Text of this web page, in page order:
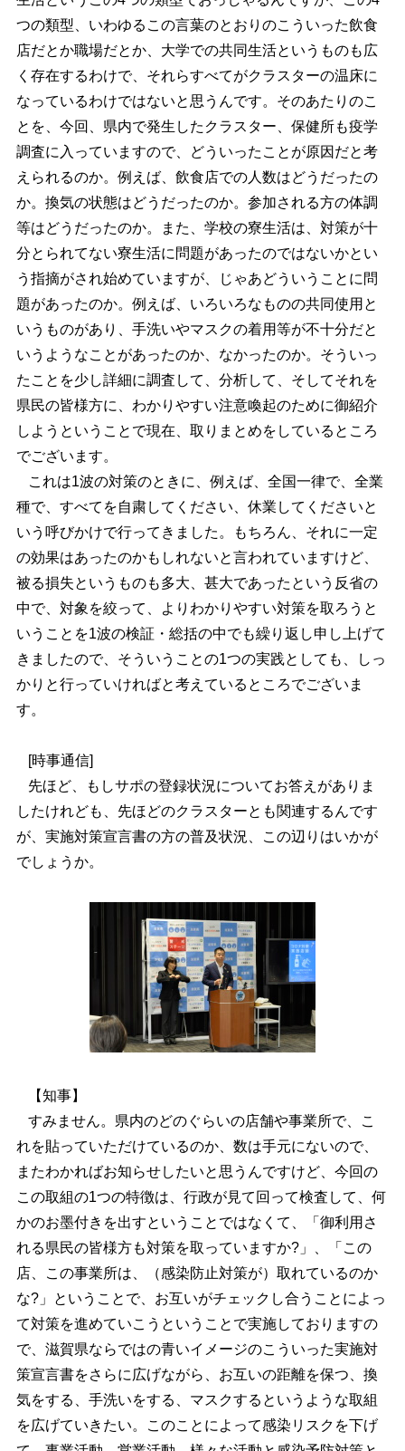
つの類型、いわゆるこの言葉のとおりのこういった飲食
店だとか職場だとか、大学での共同生活というものも広
く存在するわけで、それらすべてがクラスターの温床に
なっているわけではないと思うんです。そのあたりのこ
とを、今回、県内で発生したクラスター、保健所も疫学
調査に入っていますので、どういったことが原因だと考
えられるのか。例えば、飲食店での人数はどうだったの
か。換気の状態はどうだったのか。参加される方の体調
等はどうだったのか。また、学校の寮生活は、対策が十
分とられてない寮生活に問題があったのではないかとい
う指摘がされ始めていますが、じゃあどういうことに問
題があったのか。例えば、いろいろなものの共同使用と
いうものがあり、手洗いやマスクの着用等が不十分だと
いうようなことがあったのか、なかったのか。そういっ
たことを少し詳細に調査して、分析して、そしてそれを
県民の皆様方に、わかりやすい注意喚起のために御紹介
しようということで現在、取りまとめをしているところ
でございます。
これは1波の対策のときに、例えば、全国一律で、全業
種で、すべてを自粛してください、休業してくださいと
いう呼びかけで行ってきました。もちろん、それに一定
の効果はあったのかもしれないと言われていますけど、
被る損失というものも多大、甚大であったという反省の
中で、対象を絞って、よりわかりやすい対策を取ろうと
いうことを1波の検証・総括の中でも繰り返し申し上げて
きましたので、そういうことの1つの実践としても、しっ
かりと行っていければと考えているところでございま
す。
[時事通信]
先ほど、もしサポの登録状況についてお答えがありま
したけれども、先ほどのクラスターとも関連するんです
が、実施対策宣言書の方の普及状況、この辺りはいかが
でしょうか。
【知事】
すみません。県内のどのぐらいの店舗や事業所で、こ
れを貼っていただけているのか、数は手元にないので、
またわかればお知らせしたいと思うんですけど、今回の
この取組の1つの特徴は、行政が見て回って検査して、何
かのお墨付きを出すということではなくて、「御利用さ
れる県民の皆様方も対策を取っていますか?」、「この
店、この事業所は、（感染防止対策が）取れているのか
な?」ということで、お互いがチェックし合うことによっ
て対策を進めていこうということで実施しておりますの
で、滋賀県ならではの青いイメージのこういった実施対
策宣言書をさらに広げながら、お互いの距離を保つ、換
気をする、手洗いをする、マスクするというような取組
を広げていきたい。このことによって感染リスクを下げ